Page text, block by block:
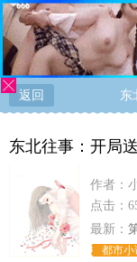
返回 东
东北往事：开局
作者：
点击：
最新：
都市小